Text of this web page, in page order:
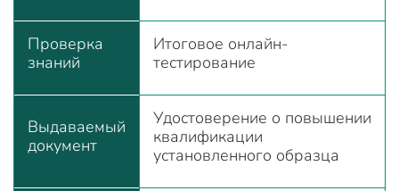
Проверка
знаний
Итоговое онлайн-
тестирование
Выдаваемый
документ
Удостоверение о повышении
квалификации
установленного образца